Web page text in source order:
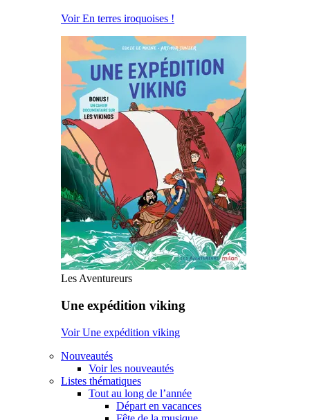
Voir En terres iroquoises !
Les Aventureurs
Une expédition viking
Voir Une expédition viking
Nouveautés
Voir les nouveautés
Listes thématiques
Tout au long de l’année
Départ en vacances